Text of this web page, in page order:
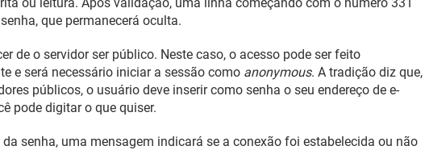
que permanecerá oculta.
de o servidor ser público. Neste caso, o acesso pode ser feito
e será necessário iniciar a sessão como anonymous. A tradição diz que,
públicos, o usuário deve inserir como senha o seu endereço de e-
pode digitar o que quiser.
senha, uma mensagem indicará se a conexão foi estabelecida ou não